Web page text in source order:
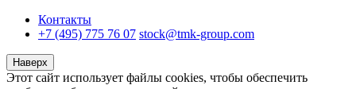
Контакты
+7 (495) 775 76 07 stock@tmk-group.com
Наверх
Этот сайт использует файлы cookies, чтобы обеспечить